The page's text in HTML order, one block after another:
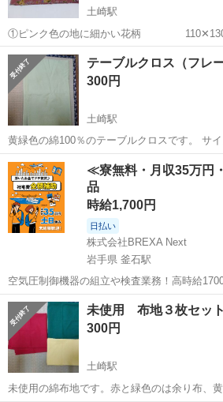
土崎駅
①ピンク色の地に細かい花柄
の模様 76✕73 cm ③ゴールド（裏
小物作りなどにどうぞ!
秋田 秋田市 土崎駅 ファブリック
テーブルクロス（フレ
300円
土崎駅
黄緑色の綿100％のテーブルクロスです。 サイズは約130✕170センチ
の長方形。 ４人用テーブルに合うサイズです
たので、お譲りします。 秋田駅前の西武デパート地下で購入したもの
で、生地は...
秋田 秋田市 土崎駅 ファブリック
テーブルクロス
≪寮無料・月収35万円
品
時給1,700円
日払い
株式会社BREXA Next
岩手県 釜石駅
空気圧制御機器の組立や検査業務！高時給
務！嬉しい寮費無料！ワンルーム寮完備★マ
内に無料駐車場あり★！《岩手県釜石市》 人気の工場のお仕事 ◇空気
圧制御機器（シリンダ、バルブ...
岩手 釜石市 釜石駅 その他
未使用 布地３枚セット
300円
土崎駅
未使用の綿布地です。赤と緑色のは余り布、